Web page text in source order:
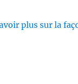
plus sur la